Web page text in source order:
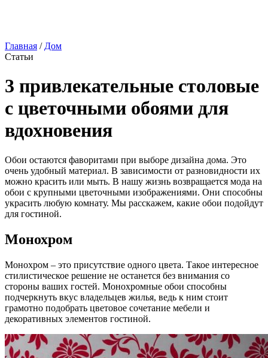
Главная / Дом
Статьи
3 привлекательные столовые
с цветочными обоями для
вдохновения
Обои остаются фаворитами при выборе дизайна дома. Это
очень удобный материал. В зависимости от разновидности их
можно красить или мыть. В нашу жизнь возвращается мода на
обои с крупными цветочными изображениями. Они способны
украсить любую комнату. Мы расскажем, какие обои подойдут
для гостиной.
Монохром
Монохром – это присутствие одного цвета. Такое интересное
стилистическое решение не останется без внимания со
стороны ваших гостей. Монохромные обои способны
подчеркнуть вкус владельцев жилья, ведь к ним стоит
грамотно подобрать цветовое сочетание мебели и
декоративных элементов гостиной.